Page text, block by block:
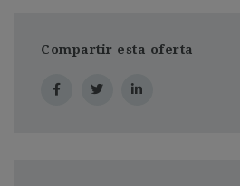
Compartir esta oferta